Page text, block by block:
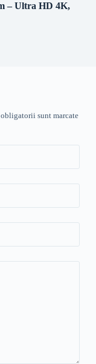
– Ultra HD 4K,
sunt marcate